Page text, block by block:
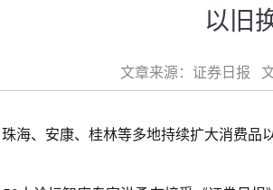
以旧
文章来源：证券日报
、安康、桂林等多地持续扩大消费品